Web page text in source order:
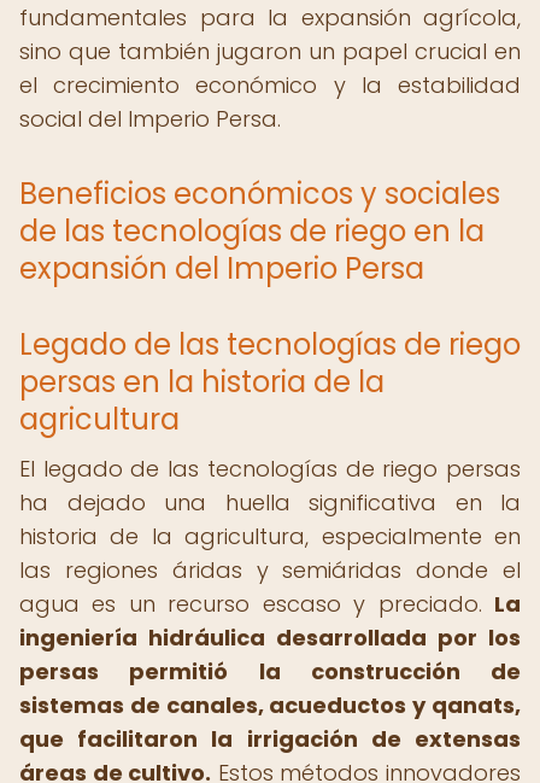
fundamentales para la expansión agrícola,
sino que también jugaron un papel crucial en
el crecimiento económico y la estabilidad
social del Imperio Persa.
Beneficios económicos y sociales
de las tecnologías de riego en la
expansión del Imperio Persa
Legado de las tecnologías de riego
persas en la historia de la
agricultura
El legado de las tecnologías de riego persas
ha dejado una huella significativa en la
historia de la agricultura, especialmente en
las regiones áridas y semiáridas donde el
agua es un recurso escaso y preciado. La
ingeniería hidráulica desarrollada por los
persas permitió la construcción de
sistemas de canales, acueductos y qanats,
que facilitaron la irrigación de extensas
áreas de cultivo. Estos métodos innovadores